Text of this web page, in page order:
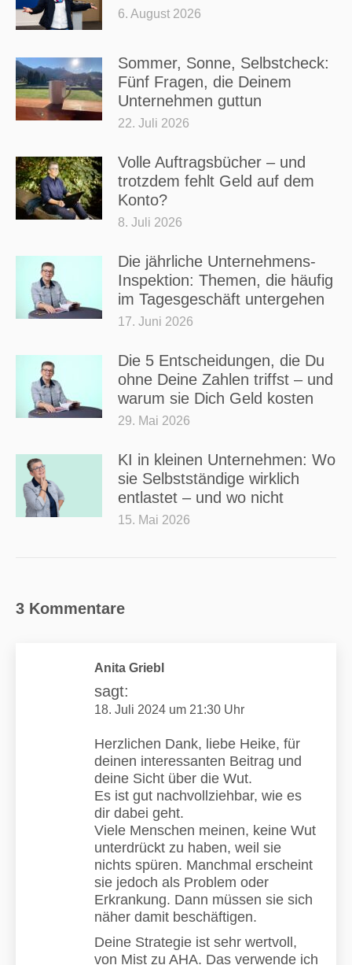
6. August 2026
Sommer, Sonne, Selbstcheck:
Fünf Fragen, die Deinem
Unternehmen guttun
22. Juli 2026
Volle Auftragsbücher – und
trotzdem fehlt Geld auf dem
Konto?
8. Juli 2026
Die jährliche Unternehmens-
Inspektion: Themen, die häufig
im Tagesgeschäft untergehen
17. Juni 2026
Die 5 Entscheidungen, die Du
ohne Deine Zahlen triffst – und
warum sie Dich Geld kosten
29. Mai 2026
KI in kleinen Unternehmen: Wo
sie Selbstständige wirklich
entlastet – und wo nicht
15. Mai 2026
3 Kommentare
Anita Griebl
sagt:
18. Juli 2024 um 21:30 Uhr
Herzlichen Dank, liebe Heike, für
deinen interessanten Beitrag und
deine Sicht über die Wut.
Es ist gut nachvollziehbar, wie es
dir dabei geht.
Viele Menschen meinen, keine Wut
unterdrückt zu haben, weil sie
nichts spüren. Manchmal erscheint
sie jedoch als Problem oder
Erkrankung. Dann müssen sie sich
näher damit beschäftigen.
Deine Strategie ist sehr wertvoll,
von Mist zu AHA. Das verwende ich